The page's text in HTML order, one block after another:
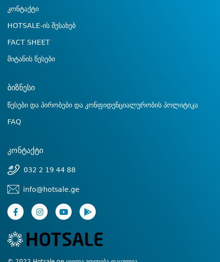
კონტაქტი
HOTSALE-ის შესახებ
FACT SHEET
მიტანის წესები
ბიზნესი
წესები და პირობები და კონფიდენციალურობის პოლიტიკა
FAQ
კონტაქტი
032 2 19 44 88
info@hotsale.ge